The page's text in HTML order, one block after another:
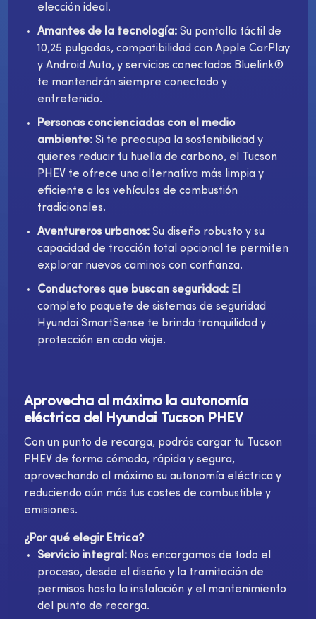
elección ideal.
Amantes de la tecnología:Su pantalla táctil de
10,25 pulgadas, compatibilidad con Apple CarPlay
y Android Auto, y servicios conectados Bluelink®
te mantendrán siempre conectado y
entretenido.
Personas concienciadas con el medio
ambiente:Si te preocupa la sostenibilidad y
quieres reducir tu huella de carbono, el Tucson
PHEV te ofrece una alternativa más limpia y
eficiente a los vehículos de combustión
tradicionales.
Aventureros urbanos:Su diseño robusto y su
capacidad de tracción total opcional te permiten
explorar nuevos caminos con confianza.
Conductores que buscan seguridad:El
completo paquete de sistemas de seguridad
Hyundai SmartSense te brinda tranquilidad y
protección en cada viaje.
Aprovecha al máximo la autonomía
eléctrica del Hyundai Tucson PHEV
Con un punto de recarga, podrás cargar tu Tucson
PHEV de forma cómoda, rápida y segura,
aprovechando al máximo su autonomía eléctrica y
reduciendo aún más tus costes de combustible y
emisiones.
¿Por qué elegir Etrica?
Servicio integral:Nos encargamos de todo el
proceso, desde el diseño y la tramitación de
permisos hasta la instalación y el mantenimiento
del punto de recarga.